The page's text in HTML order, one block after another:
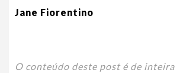
Jane Fiorentino
O conteúdo deste post é de inteira